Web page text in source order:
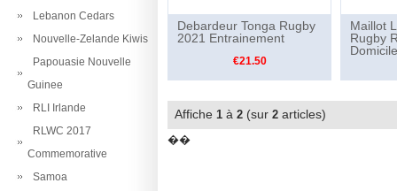
Lebanon Cedars
Nouvelle-Zelande Kiwis
Papouasie Nouvelle
Guinee
RLI Irlande
RLWC 2017
Commemorative
Samoa
Debardeur Tonga Rugby
2021 Entrainement
€21.50
Maillot
Rugby
Domicile
Affiche 1 à 2 (sur 2 articles)
��